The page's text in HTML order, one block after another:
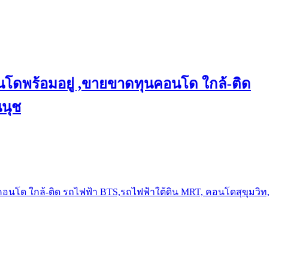
โดพร้อมอยู่ ,ขายขาดทุนคอนโด ใกล้-ติด
นุช
โด ใกล้-ติด รถไฟฟ้า BTS,รถไฟฟ้าใต้ดิน MRT, คอนโดสุขุมวิท,